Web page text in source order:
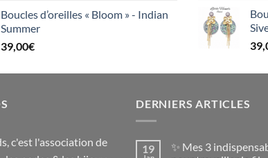
Boucles d’oreilles « Bloom » - Indian
Summer
39,00€
c'est l'association de
DERNIERS ARTICLES
19
✨ Mes 3